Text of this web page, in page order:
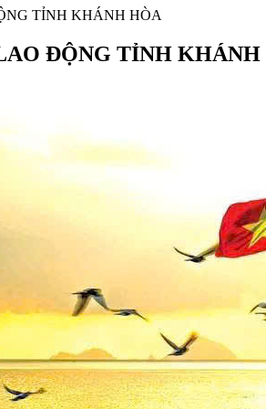
TỈNH KHÁNH HÒA
ĐỘNG TỈNH KHÁNH